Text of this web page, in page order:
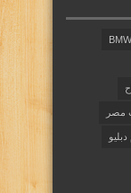
BMW
مصر